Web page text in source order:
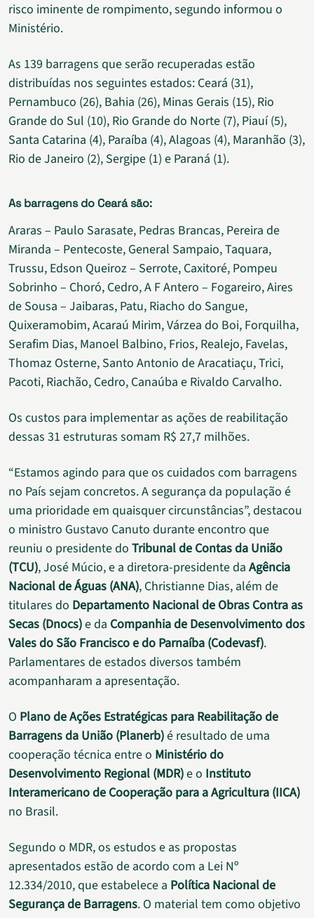
risco iminente de rompimento, segundo informou o
Ministério.
As 139 barragens que serão recuperadas estão
distribuídas nos seguintes estados: Ceará (31),
Pernambuco (26), Bahia (26), Minas Gerais (15), Rio
Grande do Sul (10), Rio Grande do Norte (7), Piauí (5),
Santa Catarina (4), Paraíba (4), Alagoas (4), Maranhão (3),
Rio de Janeiro (2), Sergipe (1) e Paraná (1).
As barragens do Ceará são:
Araras – Paulo Sarasate, Pedras Brancas, Pereira de
Miranda – Pentecoste, General Sampaio, Taquara,
Trussu, Edson Queiroz – Serrote, Caxitoré, Pompeu
Sobrinho – Choró, Cedro, A F Antero – Fogareiro, Aires
de Sousa – Jaibaras, Patu, Riacho do Sangue,
Quixeramobim, Acaraú Mirim, Várzea do Boi, Forquilha,
Serafim Dias, Manoel Balbino, Frios, Realejo, Favelas,
Thomaz Osterne, Santo Antonio de Aracatiaçu, Trici,
Pacoti, Riachão, Cedro, Canaúba e Rivaldo Carvalho.
Os custos para implementar as ações de reabilitação
dessas 31 estruturas somam R$ 27,7 milhões.
“Estamos agindo para que os cuidados com barragens
no País sejam concretos. A segurança da população é
uma prioridade em quaisquer circunstâncias”, destacou
o ministro Gustavo Canuto durante encontro que
reuniu o presidente do Tribunal de Contas da União
(TCU), José Múcio, e a diretora-presidente da Agência
Nacional de Águas (ANA), Christianne Dias, além de
titulares do Departamento Nacional de Obras Contra as
Secas (Dnocs)e da Companhia de Desenvolvimento dos
Vales do São Francisco e do Parnaíba (Codevasf).
Parlamentares de estados diversos também
acompanharam a apresentação.
O Plano de Ações Estratégicas para Reabilitação de
Barragens da União (Planerb)é resultado de uma
cooperação técnica entre o Ministério do
Desenvolvimento Regional (MDR)e o Instituto
Interamericano de Cooperação para a Agricultura (IICA)
no Brasil.
Segundo o MDR, os estudos e as propostas
apresentados estão de acordo com a Lei Nº
12.334/2010, que estabelece a Política Nacional de
Segurança de Barragens. O material tem como objetivo